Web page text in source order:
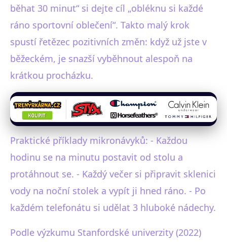
běhat 30 minut“ si dejte cíl „obléknu si každé
ráno sportovní oblečení“. Takto malý krok
spustí řetězec pozitivních změn: když už jste v
běžeckém, je snazší vyběhnout alespoň na
krátkou procházku.
Praktické příklady mikronávyků: - Každou
hodinu se na minutu postavit od stolu a
protáhnout se. - Každý večer si připravit sklenici
vody na noční stolek a vypít ji hned ráno. - Po
každém telefonátu si udělat 3 hluboké nádechy.
Podle výzkumu Stanfordské univerzity (2022)